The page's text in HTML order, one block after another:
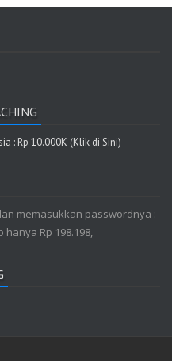
: Rp 10.000K (Klik di Sini)
memasukkan passwordnya :
Rp 198.198,